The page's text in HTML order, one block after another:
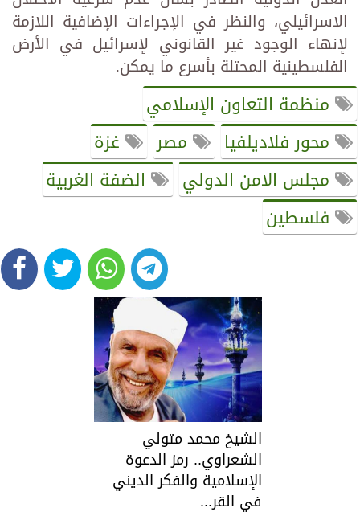
الاسرائيلي، والنظر في الإجراءات الإضافية اللازمة
لإنهاء الوجود غير القانوني لإسرائيل في الأرض
الفلسطينية المحتلة بأسرع ما يمكن.
منظمة التعاون الإسلامي
محور فلاديلفيا
مصر
غزة
مجلس الامن الدولي
الضفة الغربية
فلسطين
الشيخ محمد متولي
الشعراوي.. رمز الدعوة
الإسلامية والفكر الديني
في القر...